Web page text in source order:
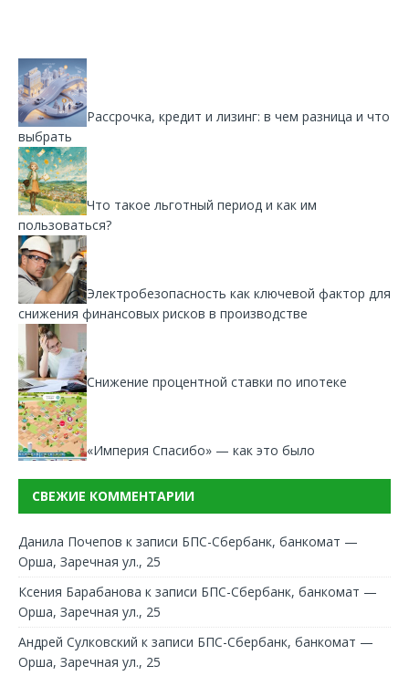
Рассрочка, кредит и лизинг: в чем разница и что
выбрать
Что такое льготный период и как им
пользоваться?
Электробезопасность как ключевой фактор для
снижения финансовых рисков в производстве
Снижение процентной ставки по ипотеке
«Империя Спасибо» — как это было
СВЕЖИЕ КОММЕНТАРИИ
Данила Почепов к записи БПС-Сбербанк, банкомат —
Орша, Заречная ул., 25
Ксения Барабанова к записи БПС-Сбербанк, банкомат —
Орша, Заречная ул., 25
Андрей Сулковский к записи БПС-Сбербанк, банкомат —
Орша, Заречная ул., 25